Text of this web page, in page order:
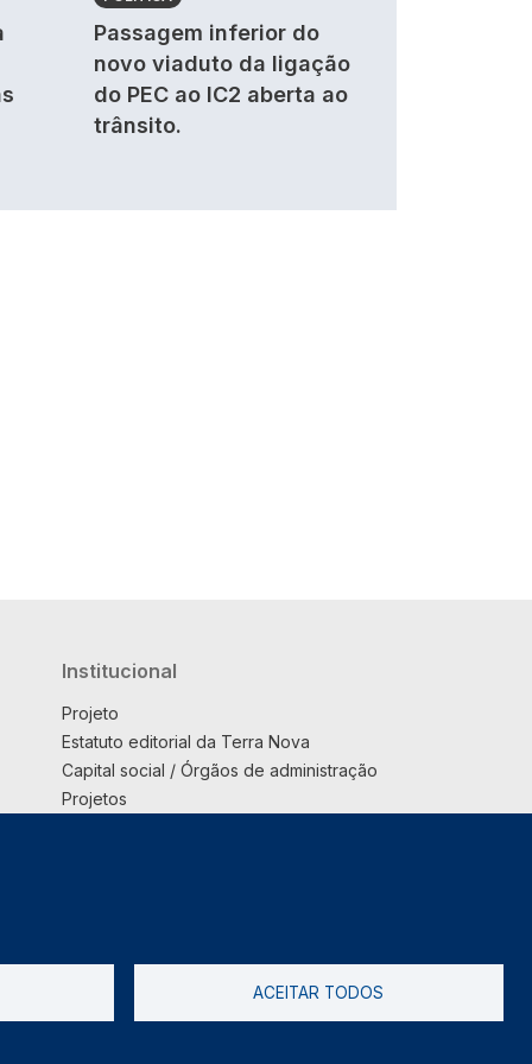
Passagem inferior do
novo viaduto da ligação
do PEC ao IC2 aberta ao
trânsito.
Institucional
Projeto
Estatuto editorial da Terra Nova
Capital social / Órgãos de administração
Projetos
ACEITAR TODOS